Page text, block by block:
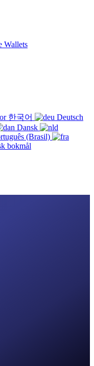
Wallets
한국어
Deutsch
Dansk
(Brasil)
bokmål